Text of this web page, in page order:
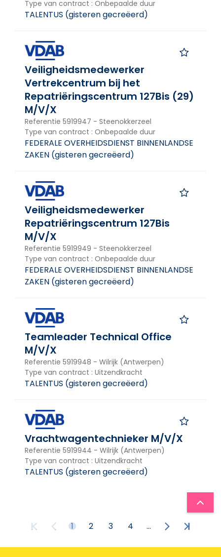
Type van contract : Onbepaalde duur
TALENTUS (gisteren gecreëerd)
Veiligheidsmedewerker
Vertrekcentrum bij het
Repatriëringscentrum 127Bis (29)
M/V/X
Referentie 5919947 - Steenokkerzeel
Type van contract : Onbepaalde duur
FEDERALE OVERHEIDSDIENST BINNENLANDSE
ZAKEN (gisteren gecreëerd)
Veiligheidsmedewerker
Repatriëringscentrum 127Bis
M/V/X
Referentie 5919949 - Steenokkerzeel
Type van contract : Onbepaalde duur
FEDERALE OVERHEIDSDIENST BINNENLANDSE
ZAKEN (gisteren gecreëerd)
Teamleader Technical Office
M/V/X
Referentie 5919948 - Wilrijk (Antwerpen)
Type van contract : Uitzendkracht
TALENTUS (gisteren gecreëerd)
Vrachtwagentechnieker M/V/X
Referentie 5919944 - Wilrijk (Antwerpen)
Type van contract : Uitzendkracht
TALENTUS (gisteren gecreëerd)
1 2 3 4 ...